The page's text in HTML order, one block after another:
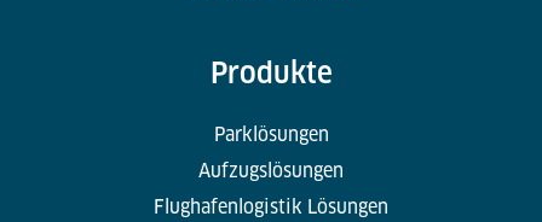
Produkte
Parklösungen
Aufzugslösungen
Flughafenlogistik Lösungen